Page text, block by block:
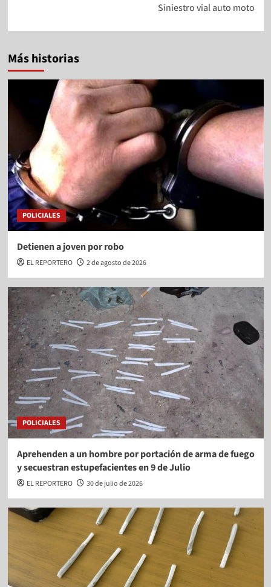
Siniestro vial auto moto
Más historias
POLICIALES
Detienen a joven por robo
EL REPORTERO 2 de agosto de 2026
POLICIALES
Aprehenden a un hombre por portación de arma de fuego
y secuestran estupefacientes en 9 de Julio
EL REPORTERO 30 de julio de 2026